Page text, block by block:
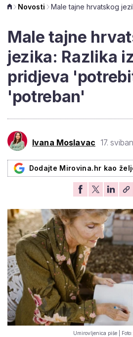
Novosti
Male tajne
jezika: Razlika
pridjeva
'potreban'
Ivana Moslavac 17.
Dodajte Mirovina.hr kao
Umirovljenica piše | Foto: